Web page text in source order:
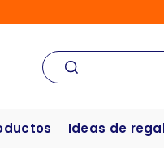
Ideas de